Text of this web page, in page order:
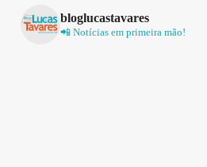
bloglucastavares
📲 Notícias em primeira mão!